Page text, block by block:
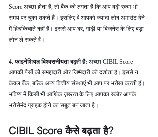
Score अच्छा होता है, तो बैंक को लगता है कि आप बड़ी रकम भी
समय पर चुका सकते हैं। इसलिए वे आपको ज्यादा लोन अमाउंट देने
में हिचकिचाते नहीं हैं। इससे आप घर, गाड़ी या बिजनेस के लिए बड़ा
लोन ले सकते हैं।
4. फाइनेंशियल विश्वसनीयता बढ़ती है: अच्छा CIBIL Score
आपकी पैसों की समझदारी और जिम्मेदारी को दर्शाता है। इससे न
केवल बैंक, बल्कि अन्य वित्तीय संस्थाएं भी आप पर भरोसा करती हैं।
भविष्य में किसी भी आर्थिक ज़रूरत के लिए आपका स्कोर आपके
भरोसेमंद ग्राहक होने का सबूत बन जाता है।
CIBIL Score कैसे बढ़ता है?